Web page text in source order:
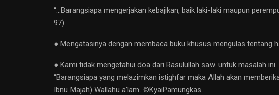
“…Barangsiapa mengerjakan kebajikan, baik laki-laki maupun
97)
● Mengatasinya dengan membaca buku khusus mengulas tentang
● Kami tidak mengetahui doa dari Rasulullah saw. untuk masalah
“Barangsiapa yang melazimkan istighfar maka Allah akan
Ibnu Majah) Wallahu a’lam. ©️KyaiPamungkas.